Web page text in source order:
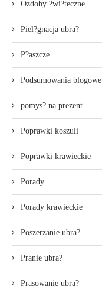
Ozdoby ?wi?teczne
Piel?gnacja ubra?
P?aszcze
Podsumowania blogowe
pomys? na prezent
Poprawki koszuli
Poprawki krawieckie
Porady
Porady krawieckie
Poszerzanie ubra?
Pranie ubra?
Prasowanie ubra?